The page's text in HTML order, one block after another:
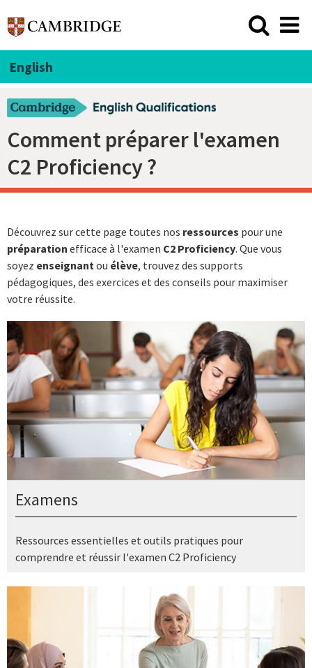
English
Comment préparer l'examen
C2 Proficiency ?
Découvrez sur cette page toutes nos ressources pour une
préparation efficace à l'examen C2 Proficiency. Que vous
soyez enseignant ou élève, trouvez des supports
pédagogiques, des exercices et des conseils pour maximiser
votre réussite.
Examens
Ressources essentielles et outils pratiques pour
comprendre et réussir l'examen C2 Proficiency